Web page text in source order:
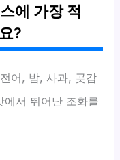
에 가장 적
?
어, 밤, 사과, 곶감
서 뛰어난 조화를